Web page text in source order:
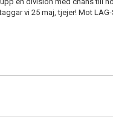
vi 25 maj, tjejer! Mot LAG-